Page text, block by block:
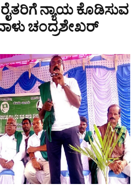
ನ್ಯಾಯ ಕೊಡಿಸುವ
ಚಂದ್ರಶೇಖರ್